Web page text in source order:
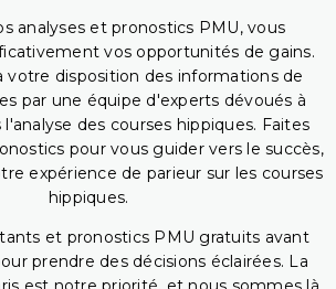
analyses et pronostics PMU, vous
vos opportunités de gains.
votre disposition des informations de
par une équipe d'experts dévoués à
l'analyse des courses hippiques. Faites
pour vous guider vers le succès,
expérience de parieur sur les courses
hippiques.
et pronostics PMU gratuits avant
prendre des décisions éclairées. La